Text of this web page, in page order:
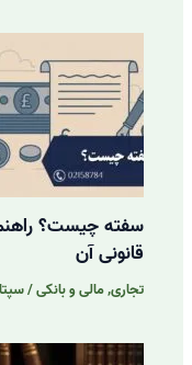
سفته چیست؟
قانونی آن
تجاری,مالی و بانکی/